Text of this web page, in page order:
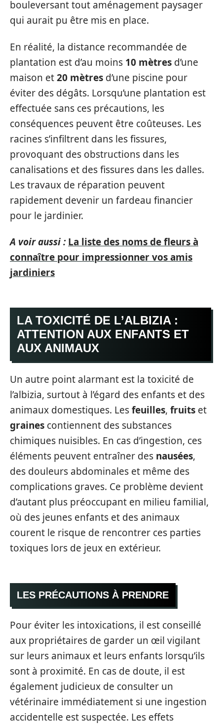
bouleversant tout aménagement paysager
qui aurait pu être mis en place.
En réalité, la distance recommandée de
plantation est d’au moins 10 mètres d’une
maison et20 mètres d’une piscine pour
éviter des dégâts. Lorsqu’une plantation est
effectuée sans ces précautions, les
conséquences peuvent être coûteuses. Les
racines s’infiltrent dans les fissures,
provoquant des obstructions dans les
canalisations et des fissures dans les dalles.
Les travaux de réparation peuvent
rapidement devenir un fardeau financier
pour le jardinier.
A voir aussi : La liste des noms de fleurs à
connaître pour impressionner vos amis
jardiniers
LA TOXICITÉ DE L’ALBIZIA :
ATTENTION AUX ENFANTS ET
AUX ANIMAUX
Un autre point alarmant est la toxicité de
l’albizia, surtout à l’égard des enfants et des
animaux domestiques. Lesfeuilles, fruits et
graines contiennent des substances
chimiques nuisibles. En cas d’ingestion, ces
éléments peuvent entraîner des nausées,
des douleurs abdominales et même des
complications graves. Ce problème devient
d’autant plus préoccupant en milieu familial,
où des jeunes enfants et des animaux
courent le risque de rencontrer ces parties
toxiques lors de jeux en extérieur.
LES PRÉCAUTIONS À PRENDRE
Pour éviter les intoxications, il est conseillé
aux propriétaires de garder un œil vigilant
sur leurs animaux et leurs enfants lorsqu’ils
sont à proximité. En cas de doute, il est
également judicieux de consulter un
vétérinaire immédiatement si une ingestion
accidentelle est suspectée. Les effets